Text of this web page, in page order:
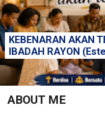
KEBENARAN AKAN
IBADAH RAYON
ABOUT ME